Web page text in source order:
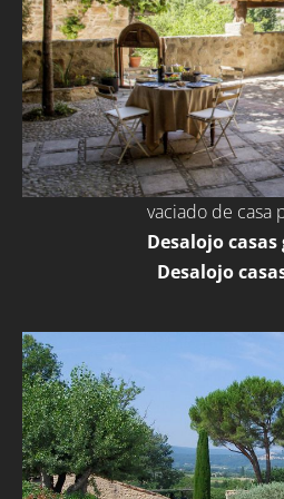
vaciado de casa
Desalojo casas
Desalojo